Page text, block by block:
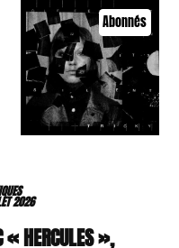
Abonnés
2026
« HERCULES »,